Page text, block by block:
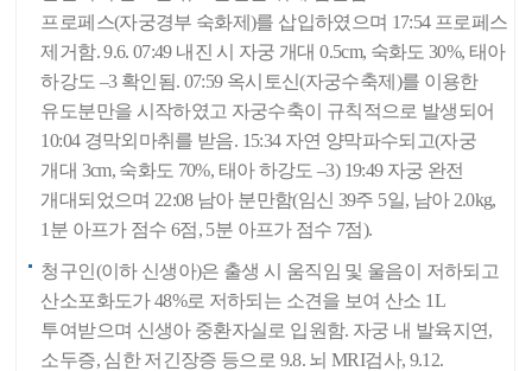
프로페스(자궁경부 숙화제)를 삽입하였으며 17:54 프로페스
제거함. 9.6. 07:49 내진 시 자궁 개대 0.5cm, 숙화도 30%, 태아
하강도 –3 확인됨. 07:59 옥시토신(자궁수축제)를 이용한
유도분만을 시작하였고 자궁수축이 규칙적으로 발생되어
10:04 경막외마취를 받음. 15:34 자연 양막파수되고(자궁
개대 3cm, 숙화도 70%, 태아 하강도 –3) 19:49 자궁 완전
개대되었으며 22:08 남아 분만함(임신 39주 5일, 남아 2.0kg,
1분 아프가 점수 6점, 5분 아프가 점수 7점).
청구인(이하 신생아)은 출생 시 움직임 및 울음이 저하되고
산소포화도가 48%로 저하되는 소견을 보여 산소 1L
투여받으며 신생아 중환자실로 입원함. 자궁 내 발육지연,
소두증, 심한 저긴장증 등으로 9.8. 뇌 MRI검사, 9.12.